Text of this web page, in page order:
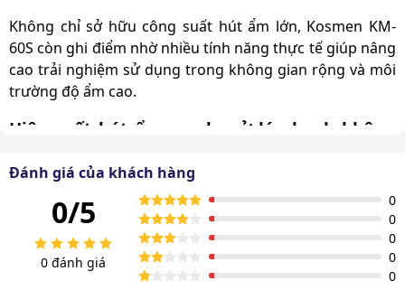
Không chỉ sở hữu công suất hút ẩm lớn, Kosmen KM-
60S còn ghi điểm nhờ nhiều tính năng thực tế giúp nâng
cao trải nghiệm sử dụng trong không gian rộng và môi
trường độ ẩm cao.
Hiệu suất hút ẩm mạnh, xử lý nhanh không
Kosmen KM-60S sở hữu công suất hút ẩm lớn lên tới
60L/ngày, phù hợp cho những không gian rộng 70 -
110m2. Khi vận hành trong điều kiện độ ẩm cao, máy
cho khả năng xử lý nhanh, gọn và triệt để từ hơi ẩm
nặng nề đến mùi hôi khó chịu.
Đánh giá của khách hàng
0/5
0 đánh giá
0
0
0
0
0